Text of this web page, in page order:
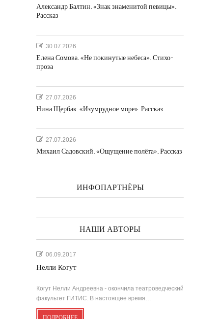
Александр Балтин. «Знак знаменитой певицы».
Рассказ
30.07.2026
Елена Сомова. «Не покинутые небеса». Стихо-
проза
27.07.2026
Нина Щербак. «Изумрудное море». Рассказ
27.07.2026
Михаил Садовский. «Ощущение полёта». Рассказ
ИНФОПАРТНЁРЫ
НАШИ АВТОРЫ
06.09.2017
Нелли Когут
Когут Нелли Андреевна - окончила театроведческий
факультет ГИТИС. В настоящее время…
ПОДРОБНЕЕ